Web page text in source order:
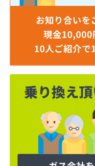
株式会社キムラ
株式会社サンオート
株式会社シティガス
株式会社たかまガス
株式会社ナカガワプ
株式会社ナカガワ
株式会社ナカガワ
株式会社ホームエ
株式会社もみじ商事
株式会社安田無線
株式会社奥川商店
株式会社丸善商会
株式会社丸善商会